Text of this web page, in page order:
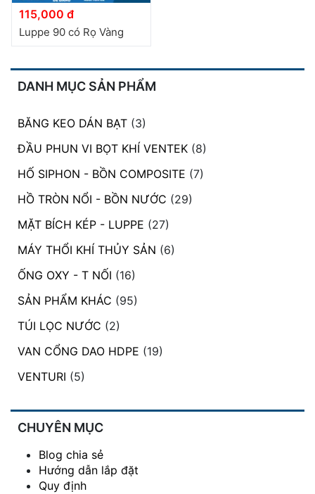
DANH MỤC SẢN PHẨM
BĂNG KEO DÁN BẠT (3)
ĐẦU PHUN VI BỌT KHÍ VENTEK (8)
HỐ SIPHON - BỒN COMPOSITE (7)
HỒ TRÒN NỔI - BỒN NƯỚC (29)
MẶT BÍCH KÉP - LUPPE (27)
MÁY THỔI KHÍ THỦY SẢN (6)
ỐNG OXY - T NỐI (16)
SẢN PHẨM KHÁC (95)
TÚI LỌC NƯỚC (2)
VAN CỔNG DAO HDPE (19)
VENTURI (5)
CHUYÊN MỤC
Blog chia sẻ
Hướng dẫn lắp đặt
Quy định
115,000 đ
Luppe 90 có Rọ Vàng